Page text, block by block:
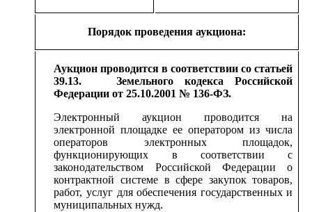
Порядок проведения аукциона:
Аукцион проводится в соответствии со статьей
39.13. Земельного кодекса Российской
Федерации от 25.10.2001 № 136-ФЗ.
Электронный аукцион проводится на
электронной площадке ее оператором из числа
операторов электронных площадок,
функционирующих в соответствии с
законодательством Российской Федерации о
контрактной системе в сфере закупок товаров,
работ, услуг для обеспечения государственных и
муниципальных нужд.